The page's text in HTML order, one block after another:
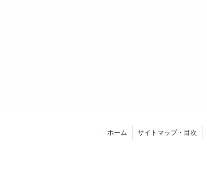
ホーム サイトマップ・目次